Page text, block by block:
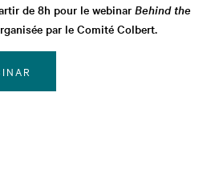
de 8h pour le webinarBehind the
par le Comité Colbert.